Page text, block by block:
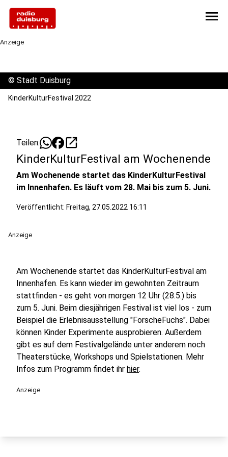
menu
Anzeige
© Stadt Duisburg
KinderKulturFestival 2022
Teilen: open_in_new
KinderKulturFestival am Wochenende
Am Wochenende startet das KinderKulturFestival
im Innenhafen. Es läuft vom 28. Mai bis zum 5. Juni.
Veröffentlicht: Freitag, 27.05.2022 16:11
Anzeige
Am Wochenende startet das KinderKulturFestival am
Innenhafen. Es kann wieder im gewohnten Zeitraum
stattfinden - es geht von morgen 12 Uhr (28.5.) bis
zum 5. Juni. Beim diesjährigen Festival ist viel los - zum
Beispiel die Erlebnisausstellung "ForscheFuchs". Dabei
können Kinder Experimente ausprobieren. Außerdem
gibt es auf dem Festivalgelände unter anderem noch
Theaterstücke, Workshops und Spielstationen. Mehr
Infos zum Programm findet ihr hier.
Anzeige